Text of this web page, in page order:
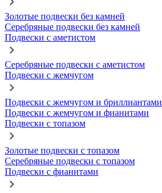
Золотые подвески без камней
Серебряные подвески без камней
Подвески с аметистом
Серебряные подвески с аметистом
Подвески с жемчугом
Подвески с жемчугом и бриллиантами
Подвески с жемчугом и фианитами
Подвески с топазом
Золотые подвески с топазом
Серебряные подвески с топазом
Подвески с фианитами